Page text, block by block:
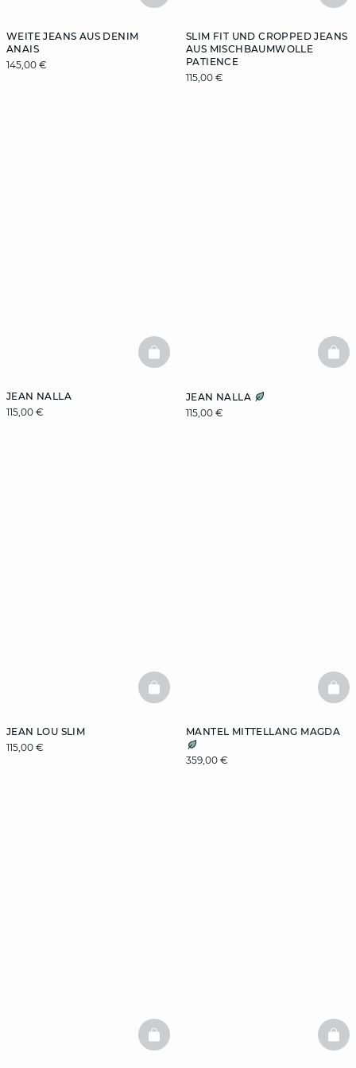
WEITE JEANS AUS DENIM
ANAIS
145,00 €
SLIM FIT UND CROPPED JEANS
AUS MISCHBAUMWOLLE
PATIENCE
115,00 €
JEAN NALLA
115,00 €
BASKETFULL
JEAN NALLA
115,00 €
JEAN LOU SLIM
115,00 €
BASKETFULL
MANTEL MITTELLANG MAGDA
359,00 €
BASKETFULL